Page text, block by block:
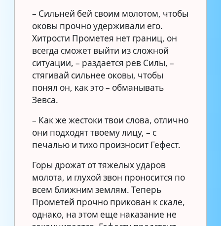
– Сильней бей своим молотом, чтобы
оковы прочно удерживали его.
Хитрости Прометея нет границ, он
всегда сможет выйти из сложной
ситуации, – раздается рев Силы, –
стягивай сильнее оковы, чтобы
понял он, как это – обманывать
Зевса.
– Как же жестоки твои слова, отлично
они подходят твоему лицу, – с
печалью и тихо произносит Гефест.
Горы дрожат от тяжелых ударов
молота, и глухой звон проносится по
всем ближним землям. Теперь
Прометей прочно прикован к скале,
однако, на этом еще наказание не